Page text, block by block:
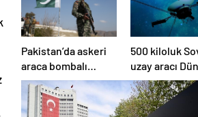
Pakistan’da askeri
araca bombalı
saldırı düzenlendi
500 kiloluk
uzay aracı
düşüyor:
risk altında